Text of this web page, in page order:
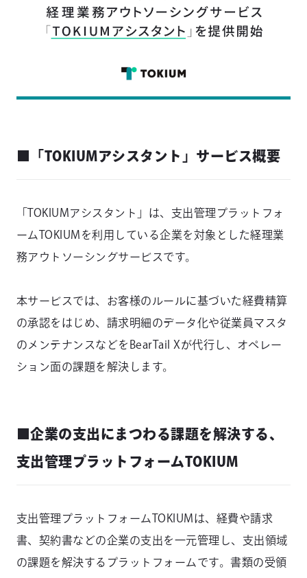
■「TOKIUMアシスタント」サービス概要
「TOKIUMアシスタント」は、支出管理プラットフォ
ームTOKIUMを利用している企業を対象とした経理業
務アウトソーシングサービスです。
本サービスでは、お客様のルールに基づいた経費精算
の承認をはじめ、請求明細のデータ化や従業員マスタ
のメンテナンスなどをBearTail Xが代行し、オペレー
ション面の課題を解決します。
■企業の支出にまつわる課題を解決する、
支出管理プラットフォームTOKIUM
支出管理プラットフォームTOKIUMは、経費や請求
書、契約書などの企業の支出を一元管理し、支出領域
の課題を解決するプラットフォームです。書類の受領